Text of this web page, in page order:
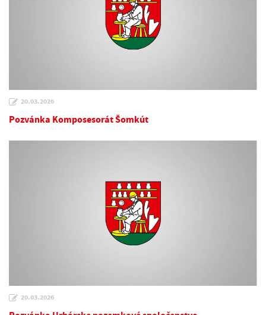
20.03.2026
Pozvánka Komposesorát Šomkút
20.03.2026